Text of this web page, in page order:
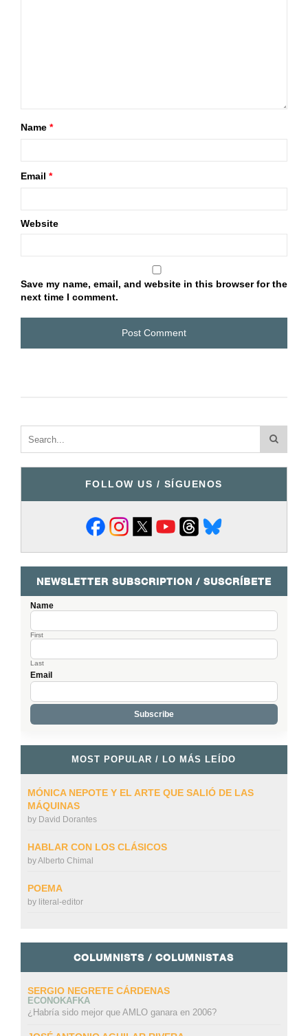
Name *
Email *
Website
Save my name, email, and website in this browser for the
next time I comment.
FOLLOW US / SÍGUENOS
NEWSLETTER SUBSCRIPTION / SUSCRÍBETE
Name
First
Last
Email
MOST POPULAR / LO MÁS LEÍDO
MÓNICA NEPOTE Y EL ARTE QUE SALIÓ DE LAS
MÁQUINAS
by David Dorantes
HABLAR CON LOS CLÁSICOS
byAlberto Chimal
POEMA
by literal-editor
COLUMNISTS / COLUMNISTAS
SERGIO NEGRETE CÁRDENAS
ECONOKAFKA
¿Habría sido mejor que AMLO ganara en 2006?